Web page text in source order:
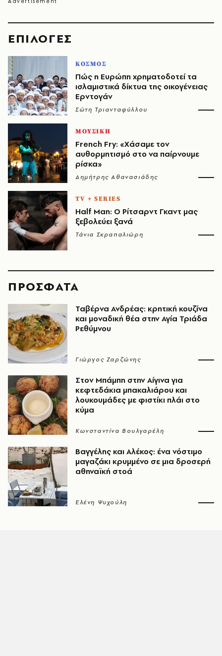
EΠΙΛΟΓΈΣ
ΚΟΣΜΟΣ
Πώς η Ευρώπη χρηματοδοτεί τα
ισλαμιστικά δίκτυα της οικογένειας
Ερντογάν
Σώτη Τριανταφύλλου
ΜΟΥΣΙΚΗ
French Fry: «Χάσαμε τον
αυθορμητισμό στο να παίρνουμε
ρίσκα»
Δημήτρης Αθανασιάδης
TV + SERIES
Half Man: Ο Ρίτσαρντ Γκαντ μας
ξεβολεύει ξανά
Τάνια Σκραπαλιώρη
ΠΡΟΣΦΑΤΑ
Ταβέρνα Ανδρέας: κρητική κουζίνα
και μοναδική θέα στην Αγία Τριάδα
Ρεθύμνου
Γιώργος Ζαρζώνης
Στον Μπάμπη στην Αίγινα για
κεφτεδάκια μπακαλιάρου και
λουκουμάδες με φιστίκι πλάι στο
κύμα
Κωνσταντίνα Βουλγαρέλη
Βαγγέλης και Αλέκος: ένα νόστιμο
μαγαζάκι κρυμμένο σε μια δροσερή
αθηναϊκή στοά
Ελένη Ψυχούλη